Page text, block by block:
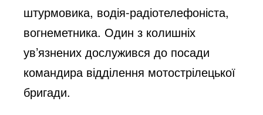
штурмовика, водія-радіотелефоніста,
вогнеметника. Один з колишніх
ув’язнених дослужився до посади
командира відділення мотострілецької
бригади.